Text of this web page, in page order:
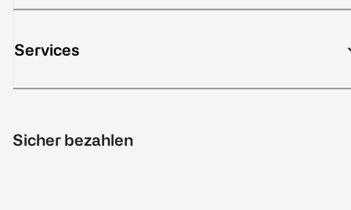
Services
Sicher bezahlen